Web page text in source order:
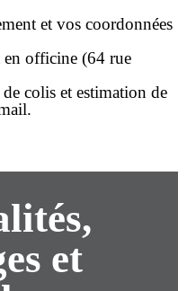
et vos coordonnées
en officine (64 rue
colis et estimation de
et